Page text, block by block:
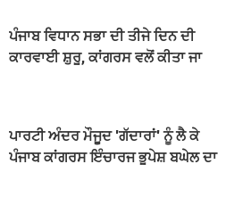
ਪੰਜਾਬ ਵਿਧਾਨ ਸਭਾ ਦੀ ਤੀਜੇ ਦਿਨ ਦੀ
ਕਾਰਵਾਈ ਸ਼ੁਰੂ, ਕਾਂਗਰਸ ਵਲੋਂ ਕੀਤਾ ਜਾ
ਪਾਰਟੀ ਅੰਦਰ ਮੌਜੂਦ 'ਗੱਦਾਰਾਂ' ਨੂੰ ਲੈ ਕੇ
ਪੰਜਾਬ ਕਾਂਗਰਸ ਇੰਚਾਰਜ ਭੂਪੇਸ਼ ਬਘੇਲ ਦਾ